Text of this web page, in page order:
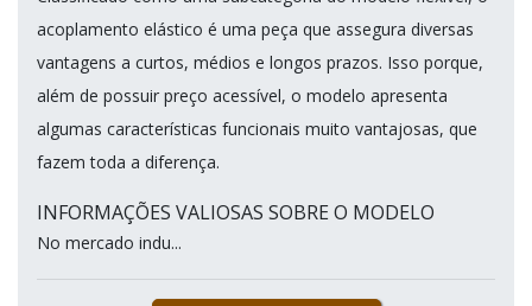
acoplamento elástico é uma peça que assegura diversas
vantagens a curtos, médios e longos prazos. Isso porque,
além de possuir preço acessível, o modelo apresenta
algumas características funcionais muito vantajosas, que
fazem toda a diferença.
INFORMAÇÕES VALIOSAS SOBRE O MODELO
No mercado indu...